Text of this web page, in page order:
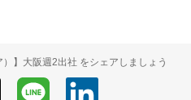
】大阪週2出社 をシェアしましょう